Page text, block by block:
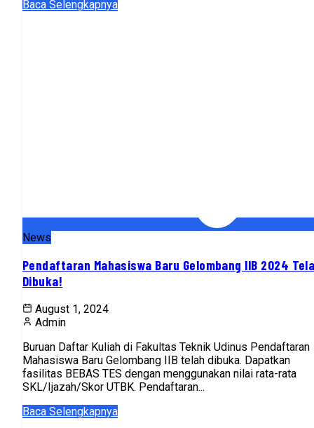
Baca Selengkapnya
News
Pendaftaran Mahasiswa Baru Gelombang IIB 2024
Dibuka!
August 1, 2024
Admin
Buruan Daftar Kuliah di Fakultas Teknik Udinus Pendaftaran
Mahasiswa Baru Gelombang IIB telah dibuka. Dapatkan
fasilitas BEBAS TES dengan menggunakan nilai rata-rata
SKL/Ijazah/Skor UTBK. Pendaftaran...
Baca Selengkapnya